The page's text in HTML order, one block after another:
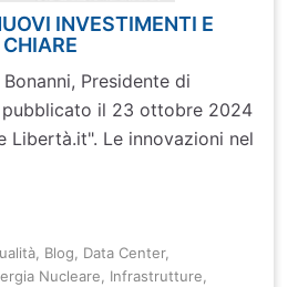
INVESTIMENTI E
Presidente di
pubblicato il 23 ottobre 2024
Libertà.it". Le innovazioni nel
Blog Data Center,
Nucleare Infrastrutture